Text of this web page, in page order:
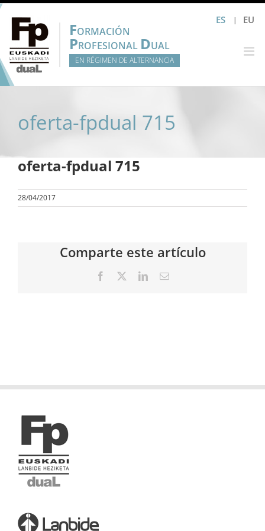
Saltar
contenido
ES EU
FORMACIÓN
PROFESIONAL DUAL
EN RÉGIMEN DE ALTERNANCIA
oferta-fpdual 715
oferta-fpdual 715
28/04/2017
Comparte este artículo
Facebook LinkedInCorreo